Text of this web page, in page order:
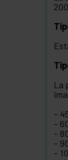
La
-
-
-
-
-